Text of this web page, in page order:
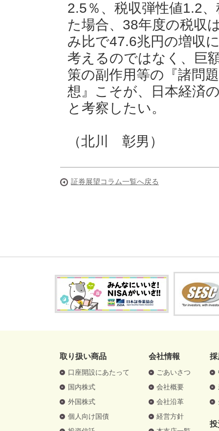
2.5％、税収弾性値1.2
た場合、38年度の税収
み比で47.6兆円の増収
考えるのではなく、巨
策の副作用等の『諸問
想』こそが、日本経済
と考察したい。
（北川 彰男）
証券展望コラム一覧へ戻る
取り扱い商品
口座開設にあたって
国内株式
外国株式
個人向け国債
会社情報
ごあいさつ
会社概要
会社沿革
経営方針